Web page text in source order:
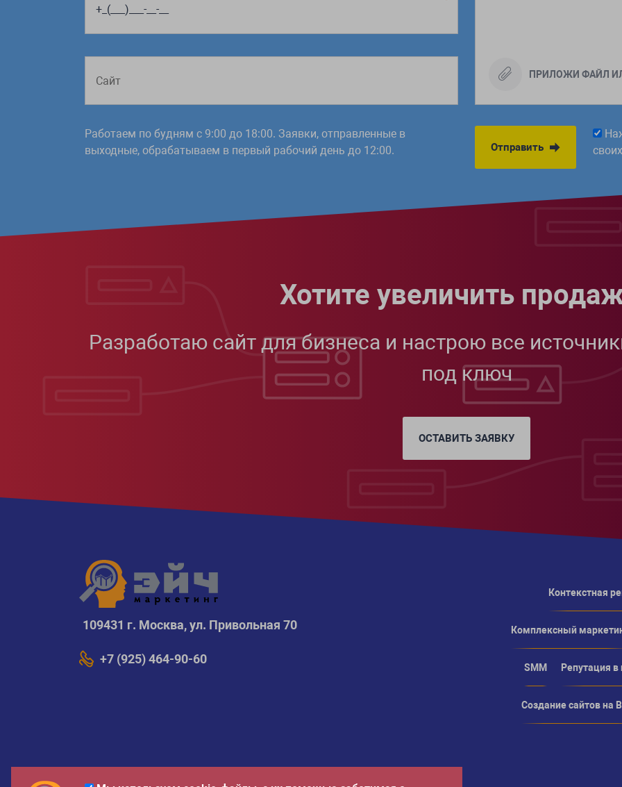
ПРИЛОЖИ ФАЙЛ
Работаем по будням с 9:00 до 18:00. Заявки, отправленные в
выходные, обрабатываем в первый рабочий день до 12:00.
Отправить
своих
Хотите увеличить
Разработаю сайт для бизнеса и настрою все
под ключ
ОСТАВИТЬ ЗАЯВКУ
109431 г. Москва, ул. Привольная 70
+7 (925) 464-90-60
Контекстная
Комплексный
SMM Репутация в
Создание сайтов на